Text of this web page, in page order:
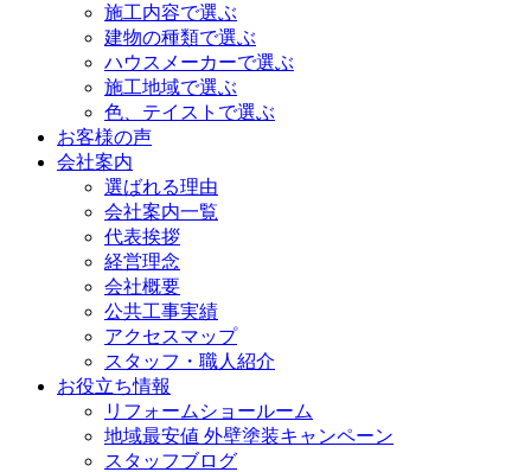
施工内容で選ぶ
建物の種類で選ぶ
ハウスメーカーで選ぶ
施工地域で選ぶ
色、テイストで選ぶ
お客様の声
会社案内
選ばれる理由
会社案内一覧
代表挨拶
経営理念
会社概要
公共工事実績
アクセスマップ
スタッフ・職人紹介
お役立ち情報
リフォームショールーム
地域最安値 外壁塗装キャンペーン
スタッフブログ